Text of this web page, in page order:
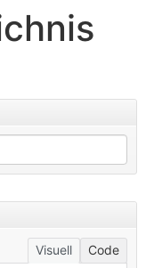
Visuell Code